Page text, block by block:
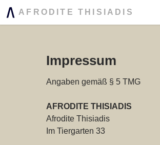
AFRODITE THISIADIS
ZUM
Impressum
Angaben gemäß § 5 TMG
AFRODITE THISIADIS
Afrodite Thisiadis
Im Tiergarten 33